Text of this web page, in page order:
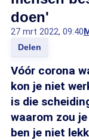
doen'
27 mrt 2022, 09:40
Delen
Vóór corona
kon je niet
is die
waarom zou
ben je niet